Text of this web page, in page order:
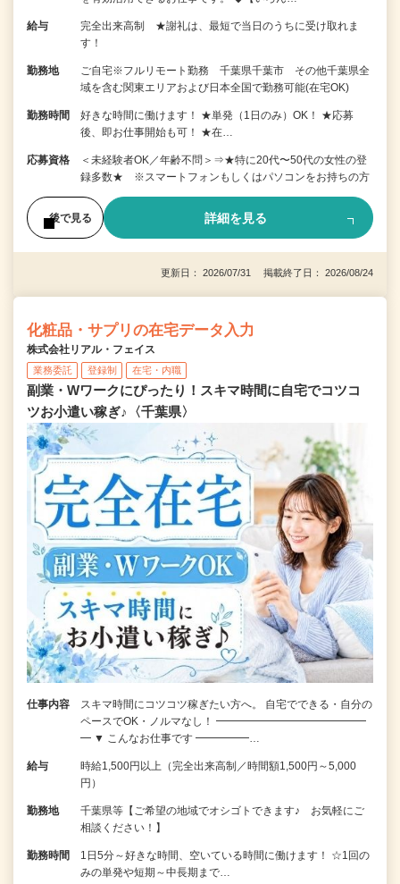
給与
完全出来高制 ★謝礼は、最短で当日のうちに受け取れま
す！
勤務地
ご自宅※フルリモート勤務 千葉県千葉市 その他千葉県全
域を含む関東エリアおよび日本全国で勤務可能(在宅OK)
勤務時間
好きな時間に働けます！ ★単発（1日のみ）OK！ ★応募
後、即お仕事開始も可！ ★在…
応募資格
＜未経験者OK／年齢不問＞⇒★特に20代〜50代の女性の登
録多数★ ※スマートフォンもしくはパソコンをお持ちの方
後で見る 詳細を見る
更新日： 2026/07/31 掲載終了日： 2026/08/24
化粧品・サプリの在宅データ入力
株式会社リアル・フェイス
業務委託 登録制 在宅・内職
副業・Wワークにぴったり！スキマ時間に自宅でコツコ
ツお小遣い稼ぎ♪〈千葉県〉
仕事内容
スキマ時間にコツコツ稼ぎたい方へ。 自宅でできる・自分の
ペースでOK・ノルマなし！ ━━━━━━━━━━━━━━
━ ▼ こんなお仕事です ━━━━━…
給与
時給1,500円以上（完全出来高制／時間額1,500円～5,000
円）
勤務地
千葉県等【ご希望の地域でオシゴトできます♪ お気軽にご
相談ください！】
勤務時間
1日5分～好きな時間、空いている時間に働けます！ ☆1回の
みの単発や短期～中長期まで…